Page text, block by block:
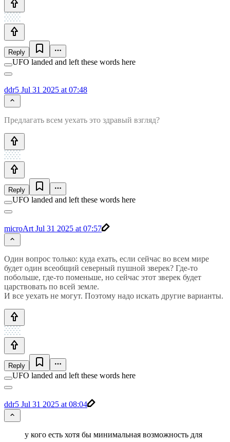
Reply
UFO landed and left these words here
ddr5 Jul 31 2025 at 07:48
Предлагать всем уехать это здравый взгляд?
Reply
UFO landed and left these words here
microArt Jul 31 2025 at 07:57
Один вопрос только: куда ехать, если сейчас во всем мире
будет один всеобщий северный пушной зверек? Где-то
побольше, где-то поменьше, но сейчас этот зверек будет
царствовать по всей земле.
И все уехать не могут. Поэтому надо искать другие варианты.
Reply
UFO landed and left these words here
ddr5 Jul 31 2025 at 08:04
у кого есть хотя бы минимальная возможность для